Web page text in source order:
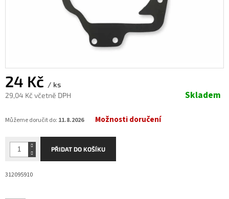
24 Kč / ks
29,04 Kč včetně DPH
cena:
Skladem
Můžeme doručit do: 11.8.2026 Možnosti doručení
PŘIDAT DO KOŠÍKU
312095910